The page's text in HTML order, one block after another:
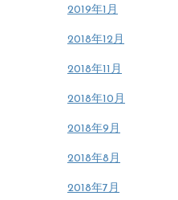
2019年1月
2018年12月
2018年11月
2018年10月
2018年9月
2018年8月
2018年7月